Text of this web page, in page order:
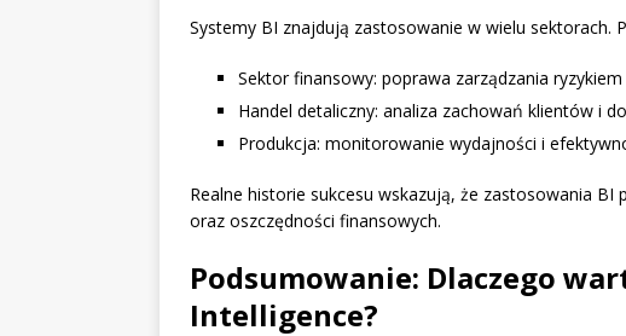
Systemy BI znajdują zastosowanie w wielu sektorach.
Sektor finansowy: poprawa zarządzania
Handel detaliczny: analiza zachowań klientów i
Produkcja: monitorowanie wydajności i
Realne historie sukcesu wskazują, że zastosowania
oraz oszczędności finansowych.
Podsumowanie: Dlaczego
Intelligence?